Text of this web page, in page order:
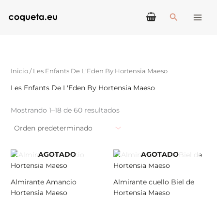
Buscar
Inicio/ Les Enfants De L'Eden By Hortensia Maeso
Les Enfants De L'Eden By Hortensia Maeso
Mostrando 1–18 de 60 resultados
AGOTADO
Almirante Amancio
Hortensia Maeso
AGOTADO
Almirante cuello Biel de
Hortensia Maeso